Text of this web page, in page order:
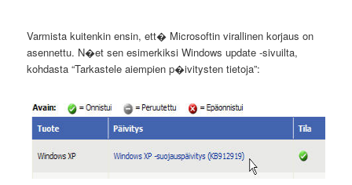
Varmista kuitenkin ensin, ett� Microsoftin virallinen korjaus on
asennettu. N�et sen esimerkiksi Windows update -sivuilta,
kohdasta “Tarkastele aiempien p�ivitysten tietoja”: